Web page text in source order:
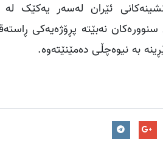
ئێران لەسەر یەکێک لە
نەبێتە پڕۆژەیەکی
بە نیوەچڵی دەمێنێتەوە.